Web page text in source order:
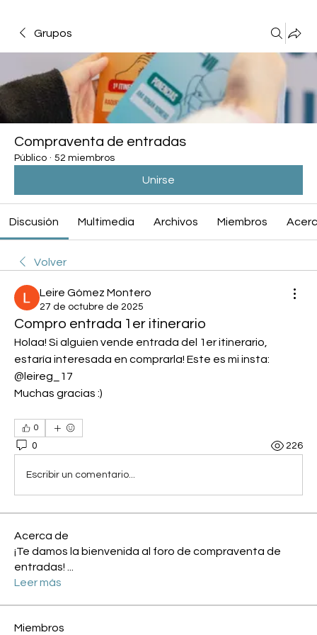
Grupos
Compraventa de entradas
Público · 52 miembros
Unirse
Discusión Multimedia Archivos Miembros
Volver
Leire Gómez Montero
27 de octubre de 2025
Compro entrada 1er itinerario
Holaa! Si alguien vende entrada del 1er itinerario,
estaría interesada en comprarla! Este es mi insta:
@leireg_17
Muchas gracias :)
0
0 226
Escribir un comentario...
Acerca de
¡Te damos la bienvenida al foro de compraventa de
entradas!
Leer más
Miembros